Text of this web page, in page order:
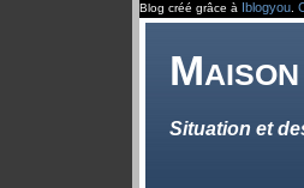
Blog créé grâce à Iblogyou
Situation et